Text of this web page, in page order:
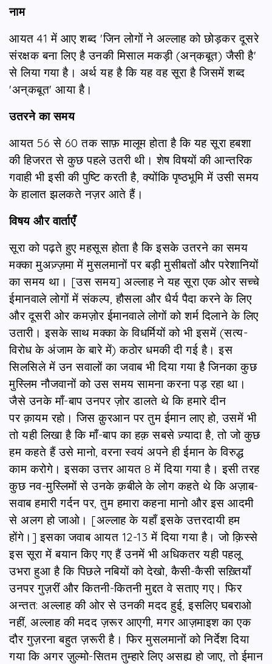
नाम
आयत 41 में आए शब्द 'जिन लोगों ने अल्लाह को छोड़कर दूसरे
संरक्षक बना लिए है उनकी मिसाल मकड़ी (अन‌्कबूत) जैसी है'
से लिया गया है। अर्थ यह है कि यह वह सूरा है जिसमें शब्द
'अन‌्कबूत' आया है।
उतरने का समय
आयत 56 से 60 तक साफ़ मालूम होता है कि यह सूरा हबशा
की हिजरत से कुछ पहले उतरी थी। शेष विषयों की आन्तरिक
गवाही भी इसी की पुष्टि करती है, क्योंकि पृष्ठभूमि में उसी समय
के हालात झलकते नज़र आते हैं।
विषय और वार्ताएँ
सूरा को पढ़ते हुए महसूस होता है कि इसके उतरने का समय
मक्का मुअज़्ज़मा में मुसलमानों पर बड़ी मुसीबतों और परेशानियों
का समय था। [उस समय] अल्लाह ने यह सूरा एक ओर सच्चे
ईमानवाले लोगों में संकल्प, हौसला और धैर्य पैदा करने के लिए
और दूसरी ओर कमज़ोर ईमानवाले लोगों को शर्म दिलाने के लिए
उतारी। इसके साथ मक्का के विधर्मियों को भी इसमें (सत्य-
विरोध के अंजाम के बारे में) कठोर धमकी दी गई है। इस
सिलसिले में उन सवालों का जवाब भी दिया गया है जिनका कुछ
मुस्लिम नौजवानों को उस समय सामना करना पड़ रहा था।
जैसे उनके माँ-बाप उनपर ज़ोर डालते थे कि हमारे दीन
पर क़ायम रहो। जिस क़ुरआन पर तुम ईमान लाए हो, उसमें भी
तो यही लिखा है कि माँ-बाप का हक़ सबसे ज़्यादा है, तो जो कुछ
हम कहते हैं उसे मानो, वरना स्वयं अपने ही ईमान के विरुद्ध
काम करोगे। इसका उत्तर आयत 8 में दिया गया है। इसी तरह
कुछ नव-मुस्लिमों से उनके क़बीले के लोग कहते थे कि अज़ाब-
सवाब हमारी गर्दन पर, तुम हमारा कहना मानो और इस आदमी
से अलग हो जाओ। [अल्लाह के यहाँ इसके उत्तरदायी हम
होंगे।] इसका जवाब आयत 12-13 में दिया गया है। जो क़िस्से
इस सूरा में बयान किए गए हैं उनमें भी अधिकतर यही पहलू
उभरा हुआ है कि पिछले नबियों को देखो, कैसी-कैसी सख़्तियाँ
उनपर गुज़रीं और कितनी-कितनी मुद्दत वे सताए गए। फिर
अन्तत: अल्लाह की ओर से उनकी मदद हुई, इसलिए घबराओ
नहीं, अल्लाह की मदद ज़रूर आएगी, मगर आज़माइश का एक
दौर गुज़रना बहुत ज़रूरी है। फिर मुसलमानों को निर्देश दिया
गया कि अगर ज़ुल्मो-सितम तुम्हारे लिए असह्य हो जाए, तो ईमान